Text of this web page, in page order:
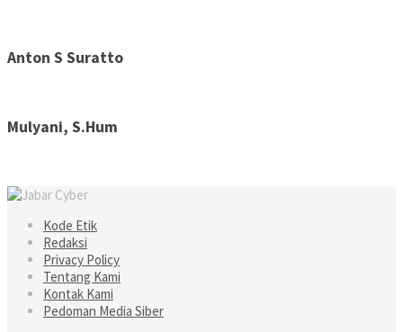
Anton S Suratto
Mulyani, S.Hum
Kode Etik
Redaksi
Privacy Policy
Tentang Kami
Kontak Kami
Pedoman Media Siber